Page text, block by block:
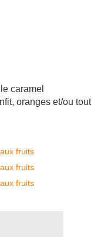
caramel
oranges et/ou tout